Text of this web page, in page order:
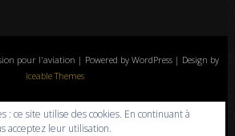
pour l'aviation | Powered by WordPress | Design by
Iceable Themes
photos Histoires de l’aviation
Contrôle aérien
Contact Politique de confidentialité
: ce site utilise des cookies. En continuant à
acceptez leur utilisation.